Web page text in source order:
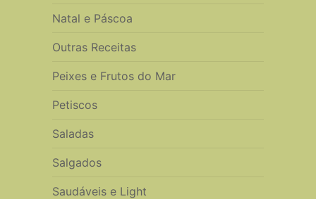
Natal e Páscoa
Outras Receitas
Peixes e Frutos do Mar
Petiscos
Saladas
Salgados
Saudáveis e Light